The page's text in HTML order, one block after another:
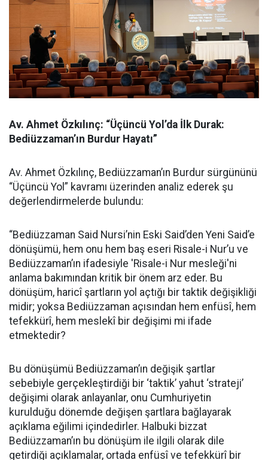
Av. Ahmet Özkılınç: “Üçüncü Yol’da İlk Durak:
Bediüzzaman’ın Burdur Hayatı”
Av. Ahmet Özkılınç, Bediüzzaman’ın Burdur sürgününü
“Üçüncü Yol” kavramı üzerinden analiz ederek şu
değerlendirmelerde bulundu:
“Bediüzzaman Said Nursi’nin Eski Said’den Yeni Said’e
dönüşümü, hem onu hem baş eseri Risale-i Nur’u ve
Bediüzzaman’ın ifadesiyle 'Risale-i Nur mesleği'ni
anlama bakımından kritik bir önem arz eder. Bu
dönüşüm, haricî şartların yol açtığı bir taktik değişikliği
midir; yoksa Bediüzzaman açısından hem enfüsî, hem
tefekkürî, hem meslekî bir değişimi mi ifade
etmektedir?
Bu dönüşümü Bediüzzaman’ın değişik şartlar
sebebiyle gerçekleştirdiği bir ‘taktik’ yahut ‘strateji’
değişimi olarak anlayanlar, onu Cumhuriyetin
kurulduğu dönemde değişen şartlara bağlayarak
açıklama eğilimi içindedirler. Halbuki bizzat
Bediüzzaman’ın bu dönüşüm ile ilgili olarak dile
getirdiği açıklamalar, ortada enfüsî ve tefekkürî bir